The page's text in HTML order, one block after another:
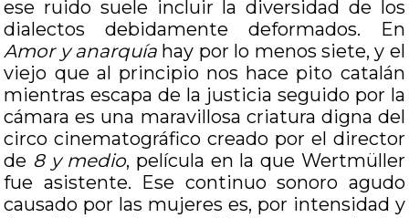
ese ruido suele incluir la diversidad de los
dialectos debidamente deformados. En
Amor y anarquía hay por lo menos siete, y el
viejo que al principio nos hace pito catalán
mientras escapa de la justicia seguido por la
cámara es una maravillosa criatura digna del
circo cinematográfico creado por el director
de 8 y medio, película en la que Wertmüller
fue asistente. Ese continuo sonoro agudo
causado por las mujeres es, por intensidad y